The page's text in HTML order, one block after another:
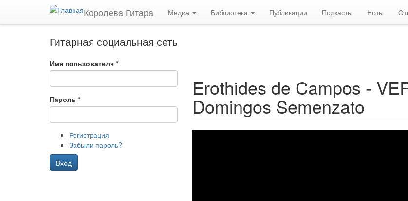
Перейти к основному содержанию
Королева Гитара Медиа Библиотека Публикации Подкасты Ноты
Гитарная социальная сеть
Имя пользователя *
Пароль *
Регистрация
Забыли пароль?
Вход
Erothides de Campos -
Domingos Semenzato